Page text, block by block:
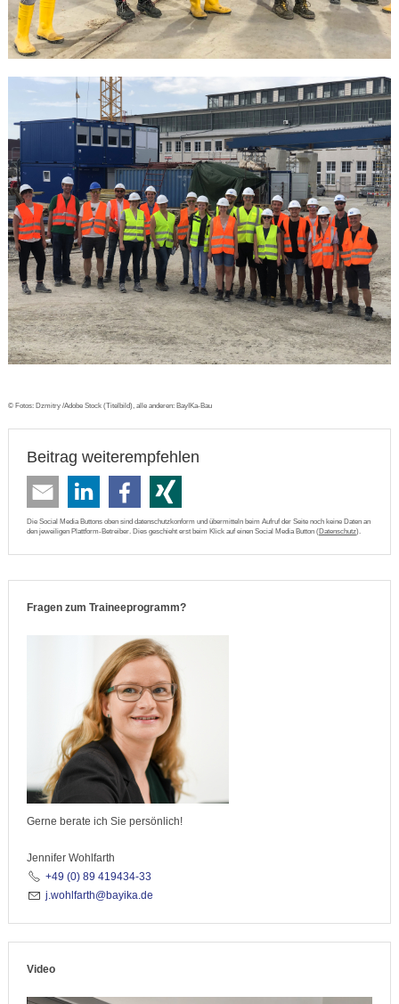
© Fotos: Dzmitry /Adobe Stock (Titelbild), alle anderen: BayIKa-Bau
Beitrag weiterempfehlen
Die Social Media Buttons oben sind datenschutzkonform und übermitteln beim Aufruf der Seite noch keine Daten an
den jeweiligen Plattform-Betreiber. Dies geschieht erst beim Klick auf einen Social Media Button (Datenschutz).
Fragen zum Traineeprogramm?
Gerne berate ich Sie persönlich!
Jennifer Wohlfarth
+49 (0) 89 419434-33
j w hlf rth b y k d
Video